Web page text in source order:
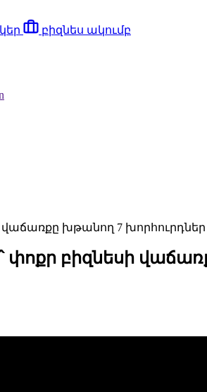
բիզնես ակումբ
խթանող 7 խորհուրդներ
փոքր բիզնեսի